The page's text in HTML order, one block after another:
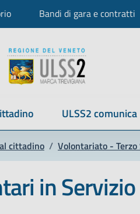
Bandi di gara e contratti
ULSS2 comunica
cittadino / Volontariato -
in Servizio